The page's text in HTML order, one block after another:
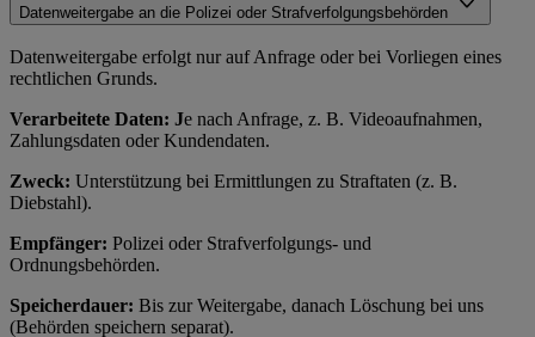
Datenweitergabe an die Polizei oder Strafverfolgungsbehörden
Datenweitergabe erfolgt nur auf Anfrage oder bei Vorliegen eines
rechtlichen Grunds.
Verarbeitete Daten: Je nach Anfrage, z. B. Videoaufnahmen,
Zahlungsdaten oder Kundendaten.
Zweck: Unterstützung bei Ermittlungen zu Straftaten (z. B.
Diebstahl).
Empfänger: Polizei oder Strafverfolgungs- und
Ordnungsbehörden.
Speicherdauer: Bis zur Weitergabe, danach Löschung bei uns
(Behörden speichern separat).